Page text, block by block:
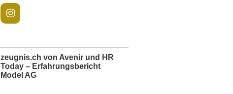
zeugnis.ch von Avenir und HR
Today – Erfahrungsbericht
Model AG